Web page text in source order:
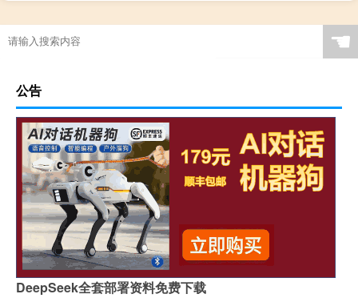
☚
公告
DeepSeek全套部署资料免费下载